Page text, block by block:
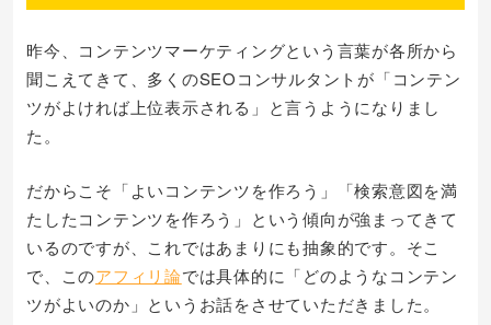
昨今、コンテンツマーケティングという言葉が各所から
聞こえてきて、多くのSEOコンサルタントが「コンテン
ツがよければ上位表示される」と言うようになりまし
た。
だからこそ「よいコンテンツを作ろう」「検索意図を満
たしたコンテンツを作ろう」という傾向が強まってきて
いるのですが、これではあまりにも抽象的です。そこ
で、このアフィリ論では具体的に「どのようなコンテン
ツがよいのか」というお話をさせていただきました。